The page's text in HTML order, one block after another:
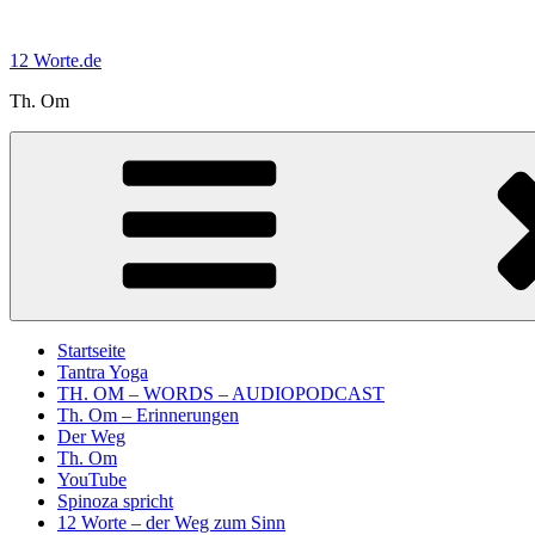
springen
12 Worte.de
Th. Om
Startseite
Tantra Yoga
TH. OM – WORDS – AUDIOPODCAST
Th. Om – Erinnerungen
Der Weg
Th. Om
YouTube
Spinoza spricht
12 Worte – der Weg zum Sinn